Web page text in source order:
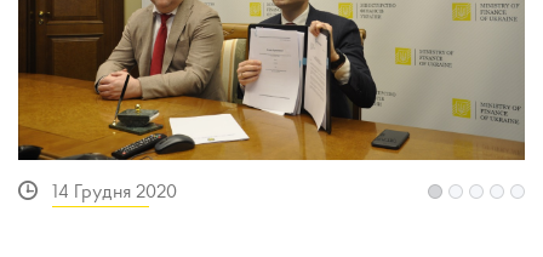
14 Грудня 2020